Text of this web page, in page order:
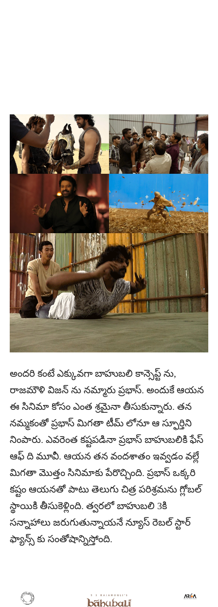
అందరి కంటే ఎక్కువగా బాహుబలి కాన్సెప్ట్ ను,
రాజమౌళి విజన్ ను నమ్మారు ప్రభాస్. అందుకే ఆయన
ఈ సినిమా కోసం ఎంత శ్రమైనా తీసుకున్నారు. తన
నమ్మకంతో ప్రభాస్ మిగతా టీమ్ లోనూ ఆ స్ఫూర్తిని
నింపారు. ఎవరెంత కష్టపడినా ప్రభాస్ బాహుబలికి ఫేస్
ఆఫ్ ది మూవీ. ఆయన తన వందశాతం ఇవ్వడం వల్లే
మిగతా మొత్తం సినిమాకు పేరొచ్చింది. ప్రభాస్ ఒక్కరి
కష్టం ఆయనతో పాటు తెలుగు చిత్ర పరిశ్రమను గ్లోబల్
స్థాయికి తీసుకెళ్లింది. త్వరలో బాహుబలి 3కి
సన్నాహాలు జరుగుతున్నాయనే న్యూస్ రెబల్ స్టార్
ఫ్యాన్స్ కు సంతోషాన్నిస్తోంది.